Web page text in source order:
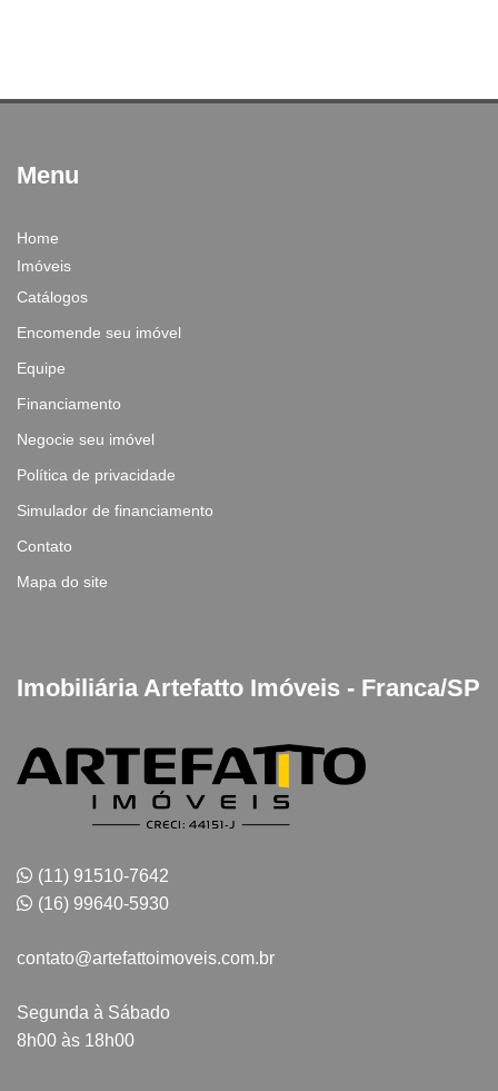
Menu
Home
Imóveis
Catálogos
Encomende seu imóvel
Equipe
Financiamento
Negocie seu imóvel
Política de privacidade
Simulador de financiamento
Contato
Mapa do site
Imobiliária Artefatto Imóveis - Franca/SP
(11) 91510-7642
(16) 99640-5930
contato@artefattoimoveis.com.br
Segunda à Sábado
8h00 às 18h00